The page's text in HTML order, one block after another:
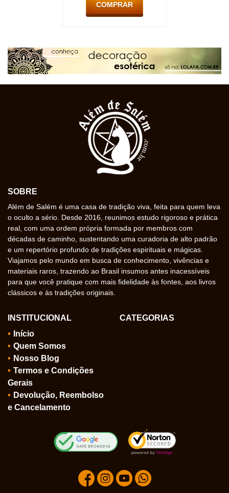
COMPRAR
SOBRE
Além de Salém é uma casa de tradição viva, feita para quem leva
o oculto a sério. Desde 2016, reunimos estudo rigoroso e prática
real, com uma ordem própria formada por membros com
décadas de caminho, sustentando uma curadoria de alto padrão
e um repertório profundo de tradições espirituais e mágicas.
Viajamos pelo mundo em busca de conhecimento, vivências e
materiais raros, trazendo ao Brasil insumos antes inacessíveis
para que você pratique com mais fidelidade às fontes, aos livros
clássicos e às tradições originais.
INSTITUCIONAL
Início
Quem Somos
Nosso Blog
Termos e Condições
Gerais
Devolução, Reembolso
e Cancelamento
CATEGORIAS